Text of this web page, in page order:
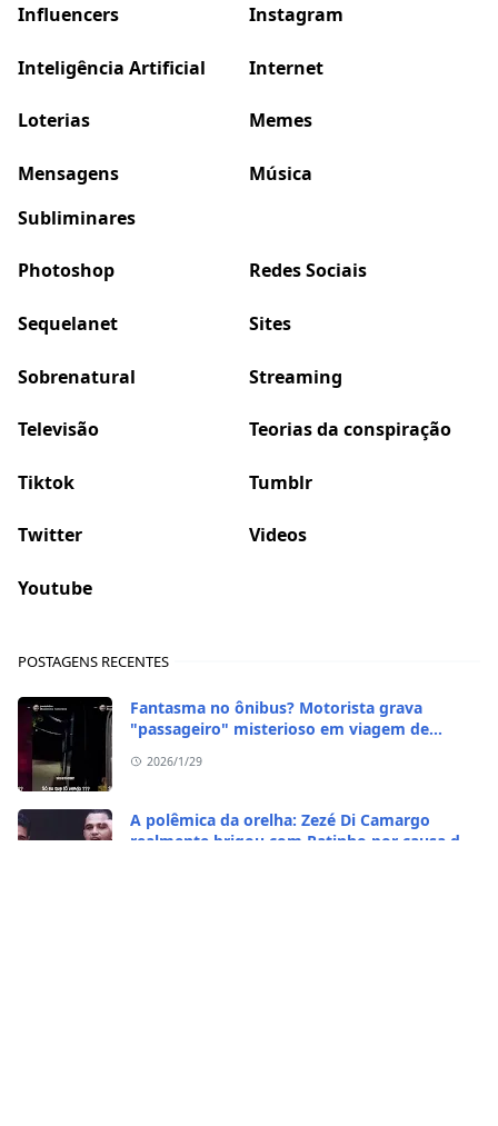
Influencers Instagram
Inteligência Artificial Internet
Loterias Memes
Mensagens
Subliminares
Música
Photoshop Redes Sociais
Sequelanet Sites
Sobrenatural Streaming
Televisão Teorias da conspiração
Tiktok Tumblr
Twitter Videos
Youtube
POSTAGENS RECENTES
Fantasma no ônibus? Motorista grava
"passageiro" misterioso em viagem de
2026/1/29
A polêmica da orelha: Zezé Di Camargo
realmente brigou com Ratinho por causa do